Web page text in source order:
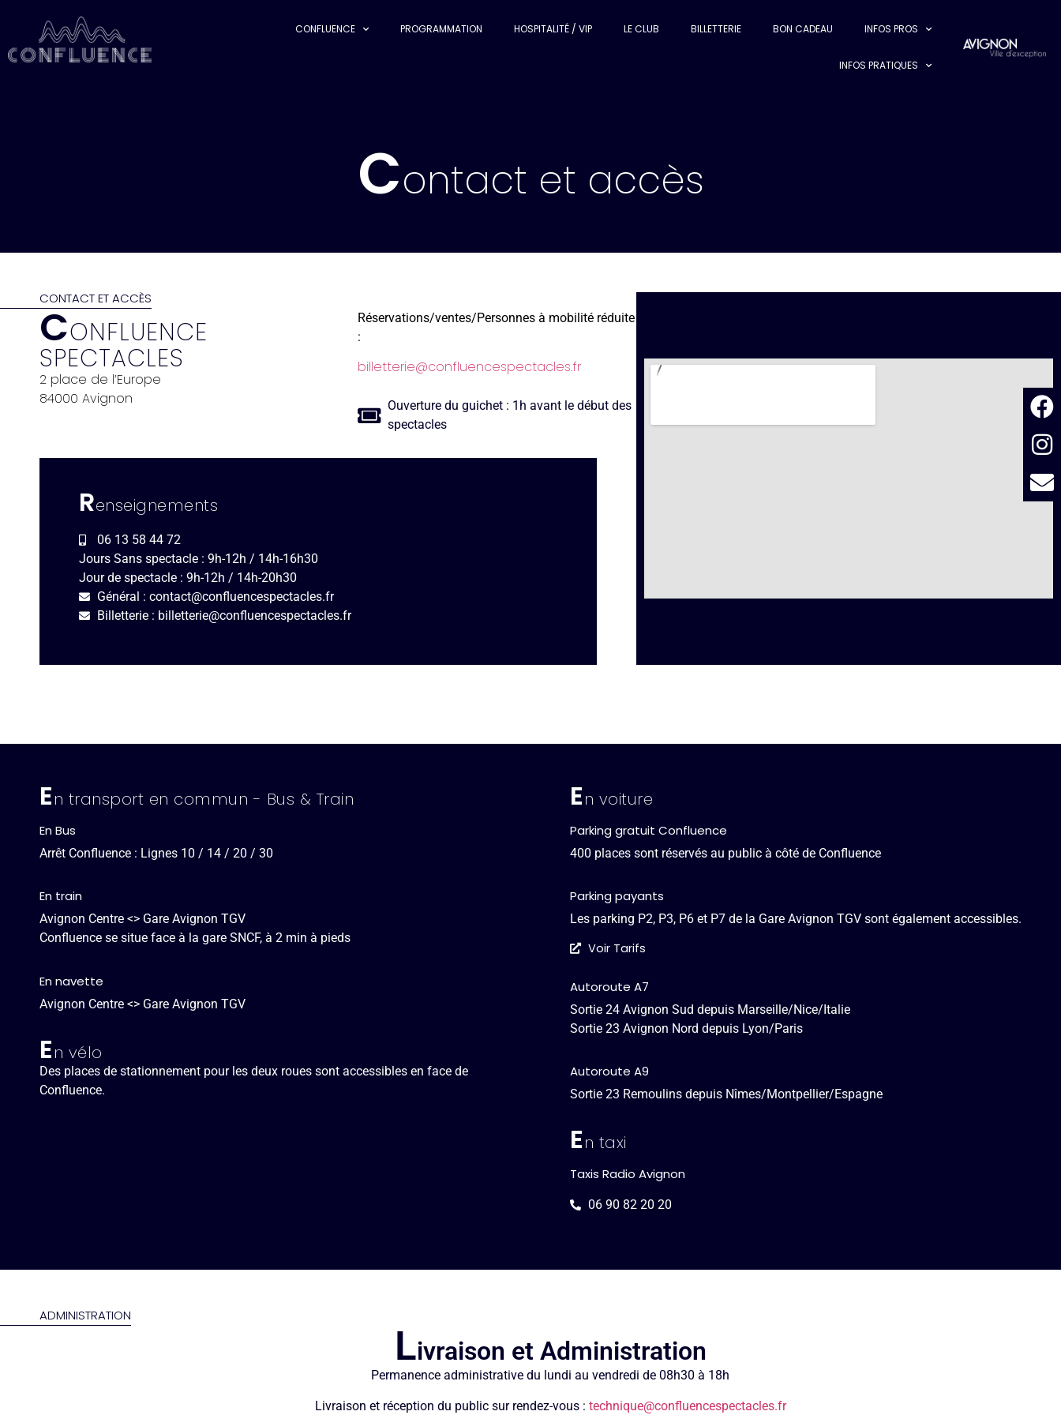
CONFLUENCE PROGRAMMATION HOSPITALITÉ / VIP LE CLUB BILLETTERIE BON CADEAU INFOS PROS
INFOS PRATIQUES
Contact et accès
CONTACT ET ACCÈS
CONFLUENCE
SPECTACLES
2 place de l’Europe
84000 Avignon
Réservations/ventes/Personnes à mobilité réduite
:
billetterie@confluencespectacles.fr
Ouverture du guichet : 1h avant le début des
spectacles
Renseignements
06 13 58 44 72
Jours Sans spectacle : 9h-12h / 14h-16h30
Jour de spectacle : 9h-12h / 14h-20h30
Général : contact@confluencespectacles.fr
Billetterie : billetterie@confluencespectacles.fr
En transport en commun - Bus & Train
En Bus
Arrêt Confluence : Lignes 10 / 14 / 20 / 30
En train
Avignon Centre <> Gare Avignon TGV
Confluence se situe face à la gare SNCF, à 2 min à pieds
En navette
Avignon Centre <> Gare Avignon TGV
En vélo
Des places de stationnement pour les deux roues sont accessibles en face de
Confluence.
En voiture
Parking gratuit Confluence
400 places sont réservés au public à côté de Confluence
Parking payants
Les parking P2, P3, P6 et P7 de la Gare Avignon TGV sont également accessibles.
Voir Tarifs
Autoroute A7
Sortie 24 Avignon Sud depuis Marseille/Nice/Italie
Sortie 23 Avignon Nord depuis Lyon/Paris
Autoroute A9
Sortie 23 Remoulins depuis Nîmes/Montpellier/Espagne
En taxi
Taxis Radio Avignon
06 90 82 20 20
ADMINISTRATION
Livraison et Administration
Permanence administrative du lundi au vendredi de 08h30 à 18h
Livraison et réception du public sur rendez-vous : technique@confluencespectacles.fr